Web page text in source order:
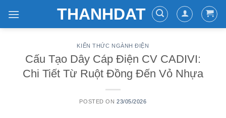
content
THANHDAT
KIẾN THỨC NGÀNH ĐIỆN
Cấu Tạo Dây Cáp Điện CV CADIVI:
Chi Tiết Từ Ruột Đồng Đến Vỏ Nhựa
POSTED ON 23/05/2026